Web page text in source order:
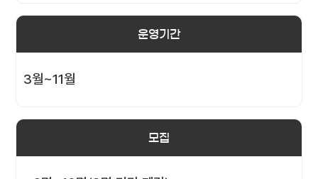
운영기간
3월~11월
모집